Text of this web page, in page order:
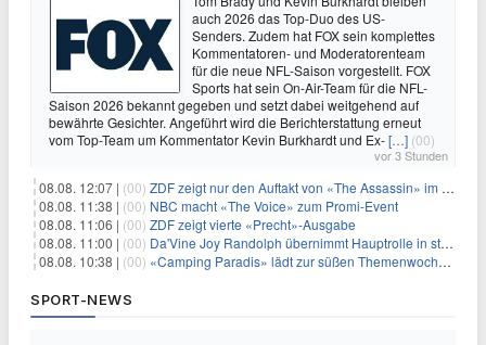
auch 2026 das Top-Duo des US-
Senders. Zudem hat FOX sein komplettes
Kommentatoren- und Moderatorenteam
für die neue NFL-Saison vorgestellt. FOX
Sports hat sein On-Air-Team für die NFL-
Saison 2026 bekannt gegeben und setzt dabei weitgehend auf
bewährte Gesichter. Angeführt wird die Berichterstattung erneut
vom Top-Team um Kommentator Kevin Burkhardt und Ex-[…] (00)
vor 3 Stunden
08.08. 12:07 | (00) ZDF zeigt nur den Auftakt von «The Assassin» im Fernsehen
08.08. 11:38 | (00) NBC macht «The Voice» zum Promi-Event
08.08. 11:06 | (00) ZDF zeigt vierte «Precht»-Ausgabe
08.08. 11:00 | (00) Da'Vine Joy Randolph übernimmt Hauptrolle in starbesetzter schwarzer Komödie
08.08. 10:38 | (00) «Camping Paradis» lädt zur süßen Themenwoche ein
SPORT-NEWS